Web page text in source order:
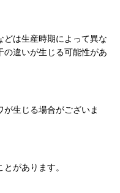
は生産時期によって異な
の違いが生じる可能性があ
生じる場合がございま
があります。